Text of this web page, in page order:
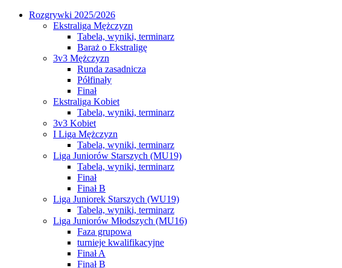
Rozgrywki 2025/2026
Ekstraliga Mężczyzn
Tabela, wyniki, terminarz
Baraż o Ekstraligę
3v3 Mężczyzn
Runda zasadnicza
Półfinały
Finał
Ekstraliga Kobiet
Tabela, wyniki, terminarz
3v3 Kobiet
I Liga Mężczyzn
Tabela, wyniki, terminarz
Liga Juniorów Starszych (MU19)
Tabela, wyniki, terminarz
Finał
Finał B
Liga Juniorek Starszych (WU19)
Tabela, wyniki, terminarz
Liga Juniorów Młodszych (MU16)
Faza grupowa
turnieje kwalifikacyjne
Finał A
Finał B